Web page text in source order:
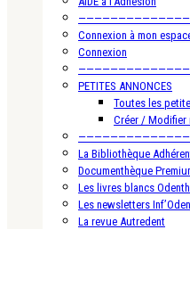
Connexion à mon
Connexion
PETITES ANNONCES
Toutes les
Créer / Modifier
La Bibliothèque
Documenthèque
Les livres blancs Odenth
Les newsletters
La revue Autredent